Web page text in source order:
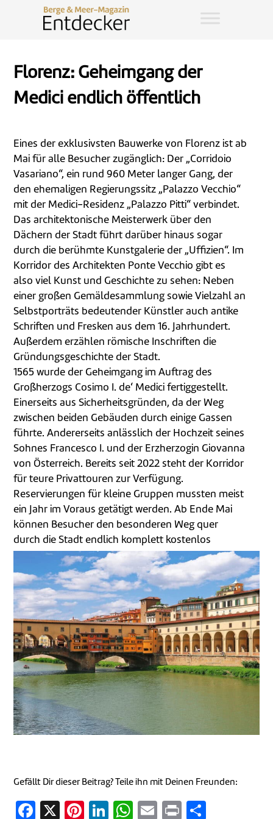
Florenz: Geheimgang der
Medici endlich öffentlich
Eines der exklusivsten Bauwerke von Florenz ist ab
Mai für alle Besucher zugänglich: Der „Corridoio
Vasariano“, ein rund 960 Meter langer Gang, der
den ehemaligen Regierungssitz „Palazzo Vecchio“
mit der Medici-Residenz „Palazzo Pitti“ verbindet.
Das architektonische Meisterwerk über den
Dächern der Stadt führt darüber hinaus sogar
durch die berühmte Kunstgalerie der „Uffizien“. Im
Korridor des Architekten Ponte Vecchio gibt es
also viel Kunst und Geschichte zu sehen: Neben
einer großen Gemäldesammlung sowie Vielzahl an
Selbstporträts bedeutender Künstler auch antike
Schriften und Fresken aus dem 16. Jahrhundert.
Außerdem erzählen römische Inschriften die
Gründungsgeschichte der Stadt.
1565 wurde der Geheimgang im Auftrag des
Großherzogs Cosimo I. de‘ Medici fertiggestellt.
Einerseits aus Sicherheitsgründen, da der Weg
zwischen beiden Gebäuden durch einige Gassen
führte. Andererseits anlässlich der Hochzeit seines
Sohnes Francesco I. und der Erzherzogin Giovanna
von Österreich. Bereits seit 2022 steht der Korridor
für teure Privattouren zur Verfügung.
Reservierungen für kleine Gruppen mussten meist
ein Jahr im Voraus getätigt werden. Ab Ende Mai
können Besucher den besonderen Weg quer
durch die Stadt endlich komplett kostenlos
nutzen.
Gefällt Dir dieser Beitrag? Teile ihn mit Deinen Freunden:
Facebook
X Pinterest
LinkedIn
WhatsApp
EmailPrint